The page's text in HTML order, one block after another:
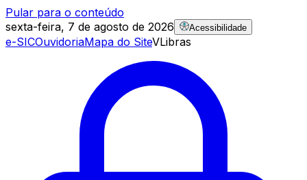
Pular para o conteúdo
sexta-feira, 7 de agosto de 2026
Acessibilidade
e-SICOuvidoriaMapa do SiteVLibras